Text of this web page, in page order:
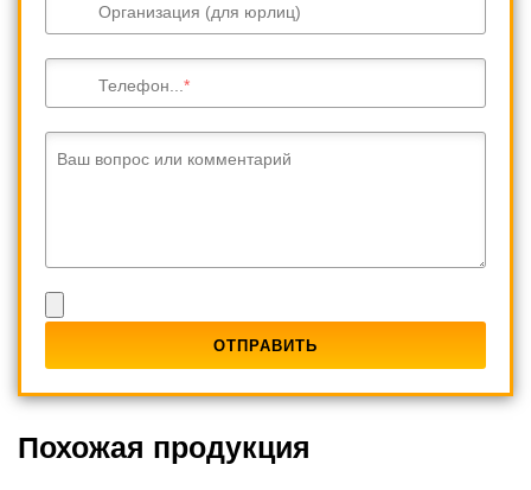
Организация (для юрлиц)
Телефон...
Ваш вопрос или комментарий
Похожая продукция